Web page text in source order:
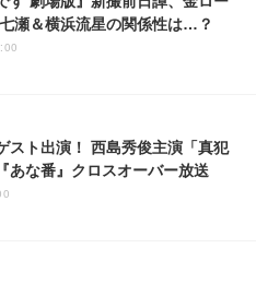
瀬＆横浜流星の関係性は…？
スト出演！ 西島秀俊主演「真犯
あな番』クロスオーバー放送